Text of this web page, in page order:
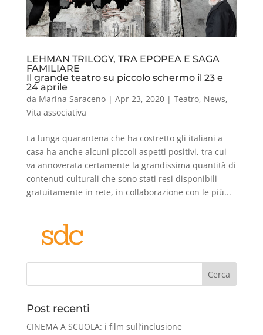
LEHMAN TRILOGY, TRA EPOPEA E SAGA
FAMILIARE
Il grande teatro su piccolo schermo il 23 e
24 aprile
da Marina Saraceno| Apr 23, 2020| Teatro, News,
Vita associativa
La lunga quarantena che ha costretto gli italiani a
casa ha anche alcuni piccoli aspetti positivi, tra cui
va annoverata certamente la grandissima quantità di
contenuti culturali che sono stati resi disponibili
gratuitamente in rete, in collaborazione con le più...
Cerca
Post recenti
CINEMA A SCUOLA: i film sull’inclusione